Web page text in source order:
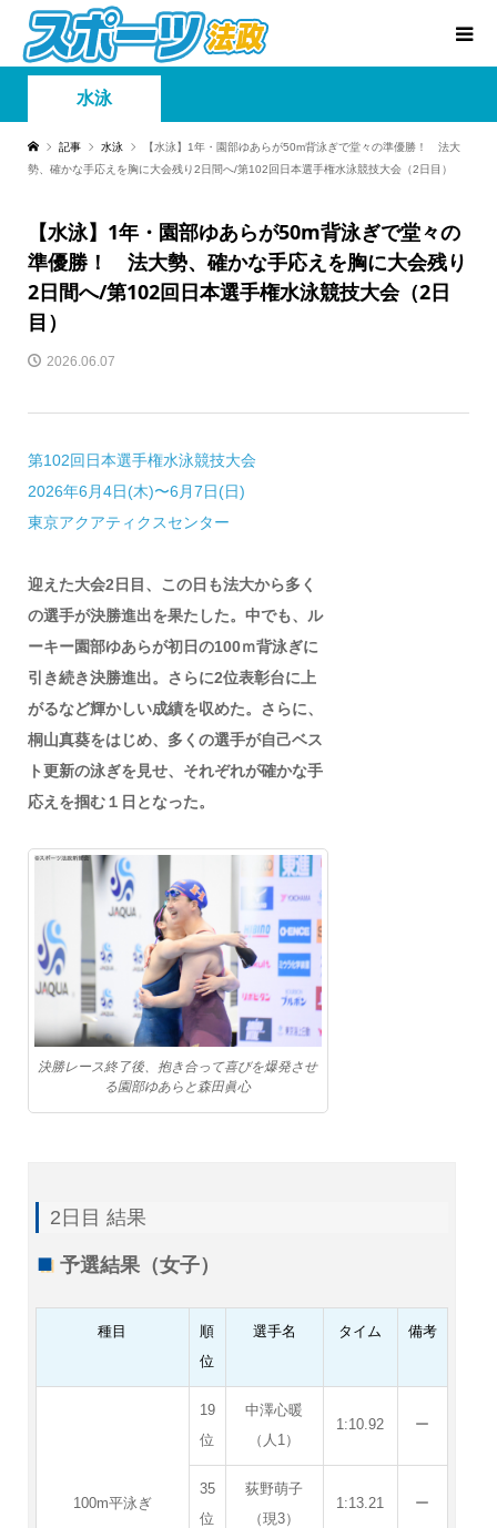
水泳
記事 水泳
【水泳】1年・園部ゆあらが50m背泳ぎで堂々の準優勝！ 法大
勢、確かな手応えを胸に大会残り2日間へ/第102回日本選手権水泳競技大会（2日目）
【水泳】1年・園部ゆあらが50m背泳ぎで堂々の
準優勝！ 法大勢、確かな手応えを胸に大会残り
2日間へ/第102回日本選手権水泳競技大会（2日
目）
2026.06.07
第102回日本選手権水泳競技大会
2026年6月4日(木)〜6月7日(日)
東京アクアティクスセンター
迎えた大会2日目、この日も法大から多く
の選手が決勝進出を果たした。中でも、ル
ーキー園部ゆあらが初日の100ｍ背泳ぎに
引き続き決勝進出。さらに2位表彰台に上
がるなど輝かしい成績を収めた。さらに、
桐山真葵をはじめ、多くの選手が自己ベス
ト更新の泳ぎを見せ、それぞれが確かな手
応えを掴む１日となった。
決勝レース終了後、抱き合って喜びを爆発させ
る園部ゆあらと森田眞心
2日目 結果
予選結果（女子）
種目
順
位
選手名 タイム 備考
100m平泳ぎ
19
位
中澤心暖
（人1）
1:10.92 ー
35
位
荻野萌子
（現3）
1:13.21 ー